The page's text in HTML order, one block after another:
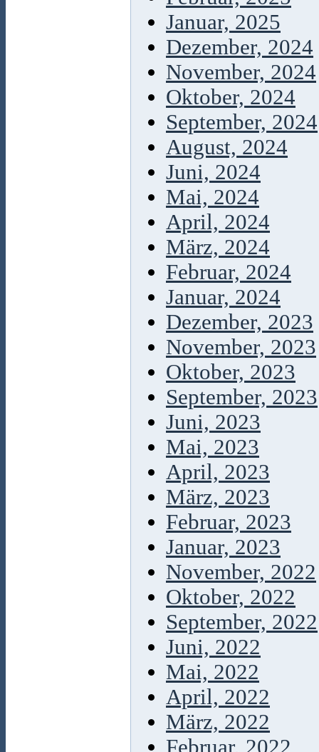
Januar, 2025
Dezember, 2024
November, 2024
Oktober, 2024
September, 2024
August, 2024
Juni, 2024
Mai, 2024
April, 2024
März, 2024
Februar, 2024
Januar, 2024
Dezember, 2023
November, 2023
Oktober, 2023
September, 2023
Juni, 2023
Mai, 2023
April, 2023
März, 2023
Februar, 2023
Januar, 2023
November, 2022
Oktober, 2022
September, 2022
Juni, 2022
Mai, 2022
April, 2022
März, 2022
Februar, 2022